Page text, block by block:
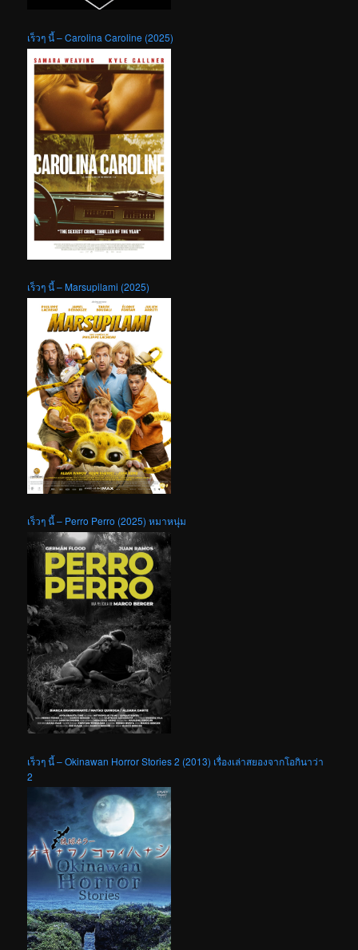
เร็วๆ นี้ – Carolina Caroline (2025)
เร็วๆ นี้ – Marsupilami (2025)
เร็วๆ นี้ – Perro Perro (2025) หมาหนุ่ม
เร็วๆ นี้ – Okinawan Horror Stories 2 (2013) เรื่องเล่าสยองจากโอกินาว่า
2